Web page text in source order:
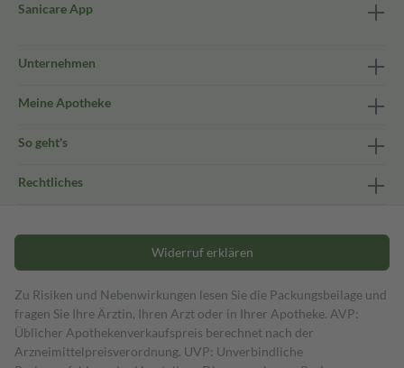
Sanicare App
Unternehmen
Meine Apotheke
So geht's
Rechtliches
Widerruf erklären
Zu Risiken und Nebenwirkungen lesen Sie die Packungsbeilage und
fragen Sie Ihre Ärztin, Ihren Arzt oder in Ihrer Apotheke. AVP:
Üblicher Apothekenverkaufspreis berechnet nach der
Arzneimittelpreisverordnung. UVP: Unverbindliche